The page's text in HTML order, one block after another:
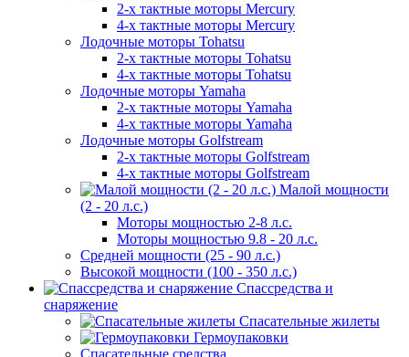
2-х тактные моторы Mercury
4-х тактные моторы Mercury
Лодочные моторы Tohatsu
2-х тактные моторы Tohatsu
4-х тактные моторы Tohatsu
Лодочные моторы Yamaha
2-х тактные моторы Yamaha
4-х тактные моторы Yamaha
Лодочные моторы Golfstream
2-х тактные моторы Golfstream
4-х тактные моторы Golfstream
Малой мощности
(2 - 20 л.с.)
Моторы мощностью 2-8 л.с.
Моторы мощностью 9.8 - 20 л.с.
Средней мощности (25 - 90 л.с.)
Высокой мощности (100 - 350 л.с.)
Спассредства и
снаряжение
Спасательные жилеты
Гермоупаковки
Спасательные средства